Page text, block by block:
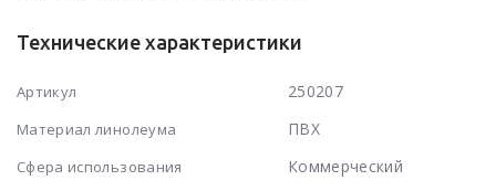
Технические характеристики
Артикул 250207
Материал линолеума ПВХ
Сфера использования Коммерческий